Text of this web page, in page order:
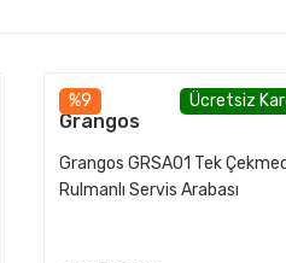
%9 Ücretsiz
Grangos
Grangos GRSA01 Tek
Rulmanlı Servis Arabası